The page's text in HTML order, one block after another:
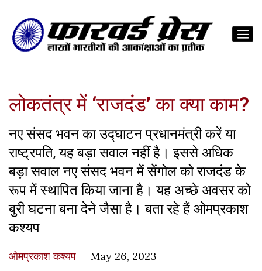
लोकतंत्र में ‘राजदंड’ का क्या काम?
नए संसद भवन का उद्घाटन प्रधानमंत्री करें या
राष्ट्रपति, यह बड़ा सवाल नहीं है। इससे अधिक
बड़ा सवाल नए संसद भवन में सेंगोल को राजदंड के
रूप में स्थापित किया जाना है। यह अच्छे अवसर को
बुरी घटना बना देने जैसा है। बता रहे हैं ओमप्रकाश
कश्यप
ओमप्रकाश कश्यप May 26, 2023